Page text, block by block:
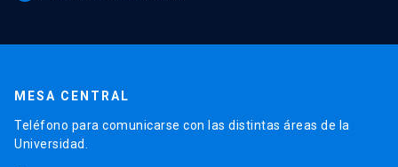
MESA CENTRAL
Teléfono para comunicarse con las distintas áreas de la
Universidad.